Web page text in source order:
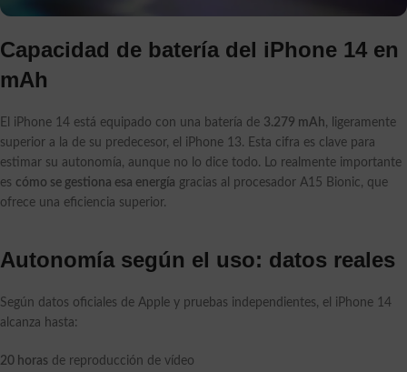
Capacidad de batería del iPhone 14 en
mAh
El iPhone 14 está equipado con una batería de 3.279 mAh, ligeramente
superior a la de su predecesor, el iPhone 13. Esta cifra es clave para
estimar su autonomía, aunque no lo dice todo. Lo realmente importante
es cómo se gestiona esa energía gracias al procesador A15 Bionic, que
ofrece una eficiencia superior.
Autonomía según el uso: datos reales
Según datos oficiales de Apple y pruebas independientes, el iPhone 14
alcanza hasta:
20 horas de reproducción de vídeo